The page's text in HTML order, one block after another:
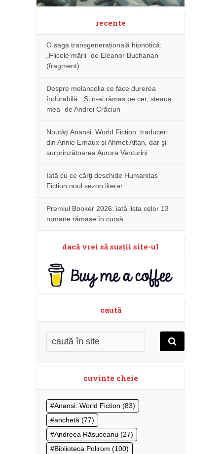
recente
O saga transgenerațională hipnotică:
„Fiicele mării” de Eleanor Buchanan
(fragment)
Despre melancolia ce face durerea
îndurabilă: „Și n-ai rămas pe cer, steaua
mea” de Andrei Crăciun
Noutăţi Anansi. World Fiction: traduceri
din Annie Ernaux și Ahmet Altan, dar şi
surprinzătoarea Aurora Venturini
Iată cu ce cărţi deschide Humanitas
Fiction noul sezon literar
Premiul Booker 2026: iată lista celor 13
romane rămase în cursă
dacă vrei să susţii site-ul
caută
cuvinte cheie
Anansi. World Fiction (83)
anchetă (77)
Andreea Răsuceanu (27)
Biblioteca Polirom (100)